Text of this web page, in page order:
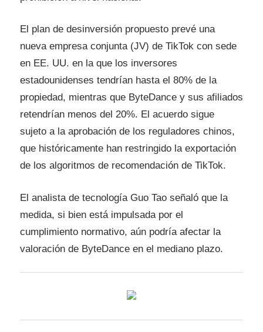
El plan de desinversión propuesto prevé una
nueva empresa conjunta (JV) de TikTok con sede
en EE. UU. en la que los inversores
estadounidenses tendrían hasta el 80% de la
propiedad, mientras que ByteDance y sus afiliados
retendrían menos del 20%. El acuerdo sigue
sujeto a la aprobación de los reguladores chinos,
que históricamente han restringido la exportación
de los algoritmos de recomendación de TikTok.
El analista de tecnología Guo Tao señaló que la
medida, si bien está impulsada por el
cumplimiento normativo, aún podría afectar la
valoración de ByteDance en el mediano plazo.